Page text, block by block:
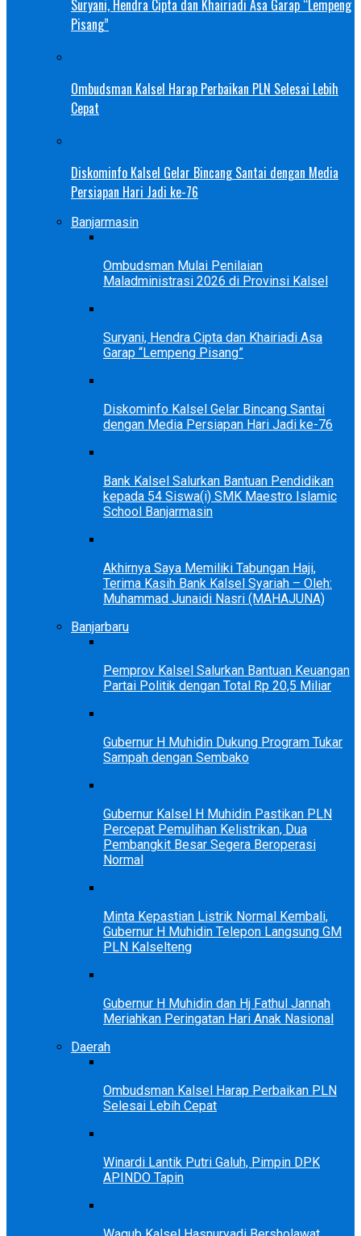
Suryani, Hendra Cipta dan Khairiadi Asa Garap “Lempeng
Pisang”
Ombudsman Kalsel Harap Perbaikan PLN Selesai Lebih
Cepat
Diskominfo Kalsel Gelar Bincang Santai dengan Media
Persiapan Hari Jadi ke-76
Banjarmasin
Ombudsman Mulai Penilaian
Maladministrasi 2026 di Provinsi Kalsel
Suryani, Hendra Cipta dan Khairiadi Asa
Garap “Lempeng Pisang”
Diskominfo Kalsel Gelar Bincang Santai
dengan Media Persiapan Hari Jadi ke-76
Bank Kalsel Salurkan Bantuan Pendidikan
kepada 54 Siswa(i) SMK Maestro Islamic
School Banjarmasin
Akhirnya Saya Memiliki Tabungan Haji,
Terima Kasih Bank Kalsel Syariah – Oleh:
Muhammad Junaidi Nasri (MAHAJUNA)
Banjarbaru
Pemprov Kalsel Salurkan Bantuan Keuangan
Partai Politik dengan Total Rp 20,5 Miliar
Gubernur H Muhidin Dukung Program Tukar
Sampah dengan Sembako
Gubernur Kalsel H Muhidin Pastikan PLN
Percepat Pemulihan Kelistrikan, Dua
Pembangkit Besar Segera Beroperasi
Normal
Minta Kepastian Listrik Normal Kembali,
Gubernur H Muhidin Telepon Langsung GM
PLN Kalselteng
Gubernur H Muhidin dan Hj Fathul Jannah
Meriahkan Peringatan Hari Anak Nasional
Daerah
Ombudsman Kalsel Harap Perbaikan PLN
Selesai Lebih Cepat
Winardi Lantik Putri Galuh, Pimpin DPK
APINDO Tapin